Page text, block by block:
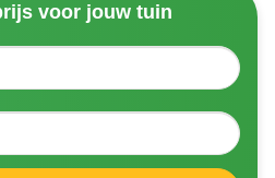
voor jouw tuin